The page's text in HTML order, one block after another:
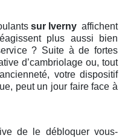
sur Iverny affichent
plus aussi bien
? Suite à de fortes
d’cambriolage ou, tout
votre dispositif
peut un jour faire face à
de le débloquer vous-